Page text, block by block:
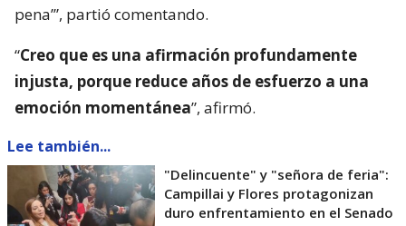
pena’”, partió comentando.
“Creo que es una afirmación profundamente
injusta, porque reduce años de esfuerzo a una
emoción momentánea”, afirmó.
Lee también...
"Delincuente" y "señora de feria":
Campillai y Flores protagonizan
duro enfrentamiento en el Senado